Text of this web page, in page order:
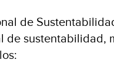
de
de sustentabilidad,